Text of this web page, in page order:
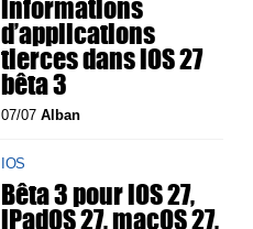
informations
d’applications
tierces dans iOS 27
bêta 3
07/07Alban
IOS
Bêta 3 pour iOS 27,
iPadOS 27, macOS 27,